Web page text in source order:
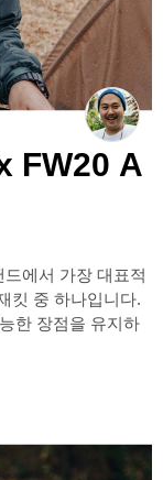
FW20 A
에서 가장 대표적
킷 중 하나입니다.
한 장점을 유지하